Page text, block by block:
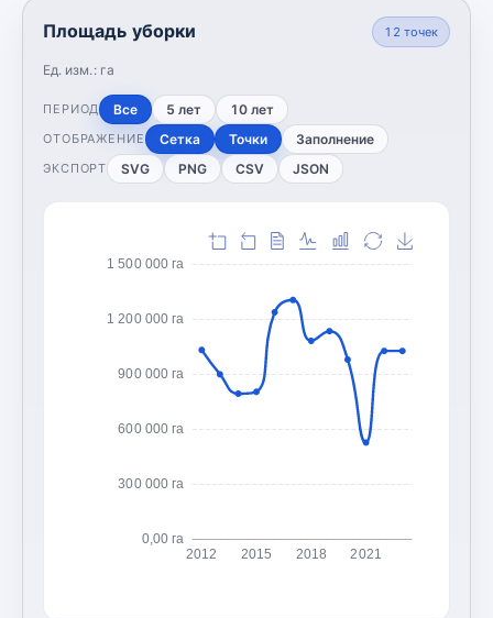
Площадь уборки
Ед. изм.: га
12 точек
ПЕРИОД Все 5 лет 10 лет
ОТОБРАЖЕНИЕ Сетка Точки Заполнение
ЭКСПОРТ SVG PNG CSV JSON
0,00 га
300 000 га
600 000 га
900 000 га
1 200 000 га
1 500 000 га
2012 2015 2018 2021